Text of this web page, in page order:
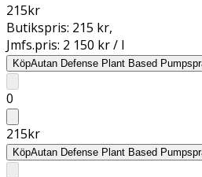
215kr
Butikspris: 215 kr,
Jmfs.pris: 2 150 kr / l
KöpAutan Defense Plant Based
0
215kr
KöpAutan Defense Plant Based